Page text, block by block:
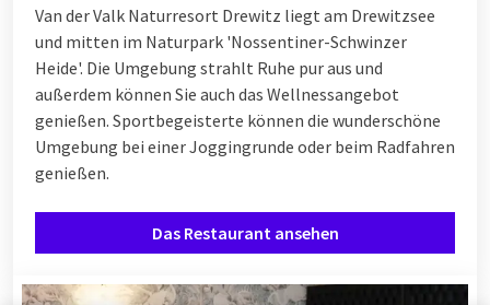
Van der Valk Naturresort Drewitz liegt am Drewitzsee
und mitten im Naturpark 'Nossentiner-Schwinzer
Heide'. Die Umgebung strahlt Ruhe pur aus und
außerdem können Sie auch das Wellnessangebot
genießen. Sportbegeisterte können die wunderschöne
Umgebung bei einer Joggingrunde oder beim Radfahren
genießen.
Das Restaurant ansehen